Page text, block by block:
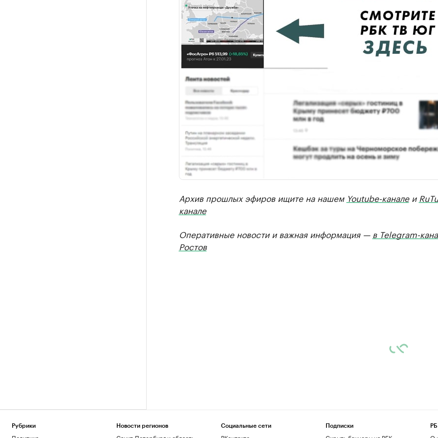
Архив прошлых эфиров ищите на нашем Youtube-каналеи
канале
Оперативные новости и важная информация —в Telegram-
Ростов
Рубрики Новости регионов Социальные сети Подписки